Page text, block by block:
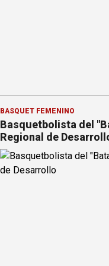
BÁSQUET FEMENINO
Basquetbolista del
Regional de